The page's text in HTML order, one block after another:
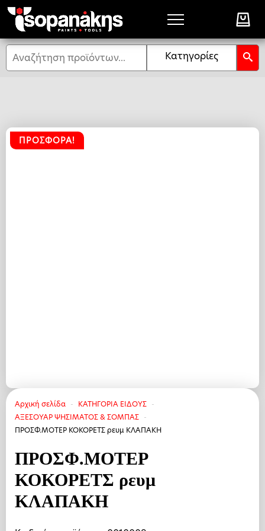
Αναζήτηση Κατηγορίες
ΠΡΟΣΦΟΡΆ!
Αρχική σελίδα
ΚΑΤΗΓΟΡΙΑ ΕΙΔΟΥΣ
ΑΞΕΣΟΥΑΡ ΨΗΣΙΜΑΤΟΣ & ΣΟΜΠΑΣ
ΠΡΟΣΦ.ΜΟΤΕΡ ΚΟΚΟΡΕΤΣ ρευμ ΚΛΑΠΑΚΗ
ΠΡΟΣΦ.ΜΟΤΕΡ
ΚΟΚΟΡΕΤΣ ρευμ
ΚΛΑΠΑΚΗ